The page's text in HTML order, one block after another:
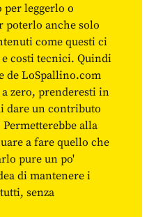
per leggerlo o
poterlo anche solo
come questi ci
costi tecnici. Quindi
de LoSpallino.com
zero, prenderesti in
dare un contributo
alla
a fare quello che
pure un po'
di mantenere i
senza